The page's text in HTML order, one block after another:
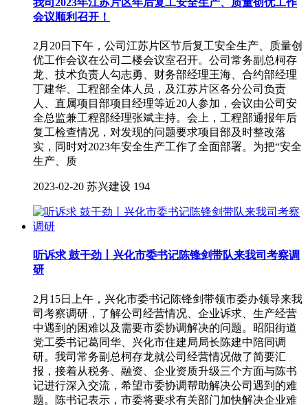
会议顺利召开！
2月20日下午，公司江苏片区节后复工安全生产、质量创
优工作会议在公司二楼会议室召开。公司常务副总柯存
龙、技术负责人勾志勇、财务部经理王海、合约部经理
丁建华、工程部全体人员，及江苏片区各分公司负责
人、直属项目部项目经理等近20人参加，会议由公司安
全总监兼工程部经理张斌主持。会上，工程部通报年后
复工检查情况，对发现的问题要求项目部及时整改落
实，同时对2023年安全生产工作了全面部署。为把“安全
生产、质
2023-02-20 苏兴建设 194
听诉求 鼓干劲丨兴化市委书记陈锋剑带队来我司考察调
研
2月15日上午，兴化市委书记陈锋剑带领市委办领导来我
司考察调研，了解公司经营情况、企业诉求、生产经营
中遇到的困难以及需要市委协调解决的问题。昭阳街道
党工委书记葛同华、兴化市住建局局长陈建中陪同调
研。我司常务副总柯存龙就公司经营情况做了简要汇
报，接着从税务、融资、企业资质升级三个方面与陈书
记进行深入交流，希望市委协调帮助解决公司遇到的难
题。陈书记表示，市委将要求有关部门加快解决企业难